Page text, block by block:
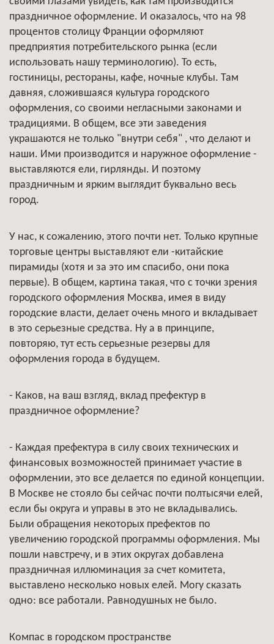
праздничное оформление. И оказалось, что на 98
процентов столицу Франции оформляют
предприятия потребительского рынка (если
использовать нашу терминологию). То есть,
гостиницы, рестораны, кафе, ночные клубы. Там
давняя, сложившаяся культура городского
оформления, со своими негласными законами и
традициями. В общем, все эти заведения
украшаются не только "внутри себя" , что делают и
наши. Ими производится и наружное оформление -
выставляются ели, гирлянды. И поэтому
праздничным и ярким выглядит буквально весь
город.
У нас, к сожалению, этого почти нет. Только крупные
торговые центры выставляют ели -китайские
пирамиды (хотя и за это им спасибо, они пока
первые). В общем, картина такая, что с точки зрения
городского оформления Москва, имея в виду
городские власти, делает очень много и вкладывает
в это серьезные средства. Ну а в принципе,
повторяю, тут есть серьезные резервы для
оформления города в будущем.
- Каков, на ваш взгляд, вклад префектур в
праздничное оформление?
- Каждая префектура в силу своих технических и
финансовых возможностей принимает участие в
оформлении, это все делается по единой концепции.
В Москве не стояло бы сейчас почти полтысячи елей,
если бы округа и управы в это не вкладывались.
Были обращения некоторых префектов по
увеличению городской программы оформления. Мы
пошли навстречу, и в этих округах добавлена
праздничная иллюминация за счет комитета,
выставлено несколько новых елей. Могу сказать
одно: все работали. Равнодушных не было.
Компас в городском пространстве